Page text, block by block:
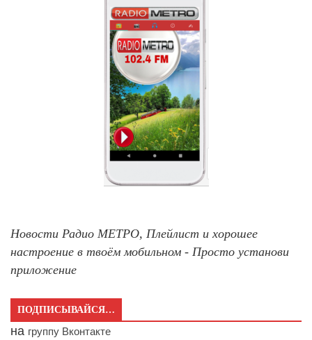
Новости Радио МЕТРО, Плейлист и хорошее
настроение в твоём мобильном - Просто установи
приложение
ПОДПИСЫВАЙСЯ…
на группу Вконтакте